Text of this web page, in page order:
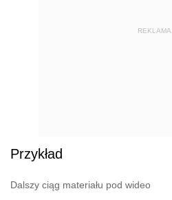
REKLAMA
Przykład
Dalszy ciąg materiału pod wideo